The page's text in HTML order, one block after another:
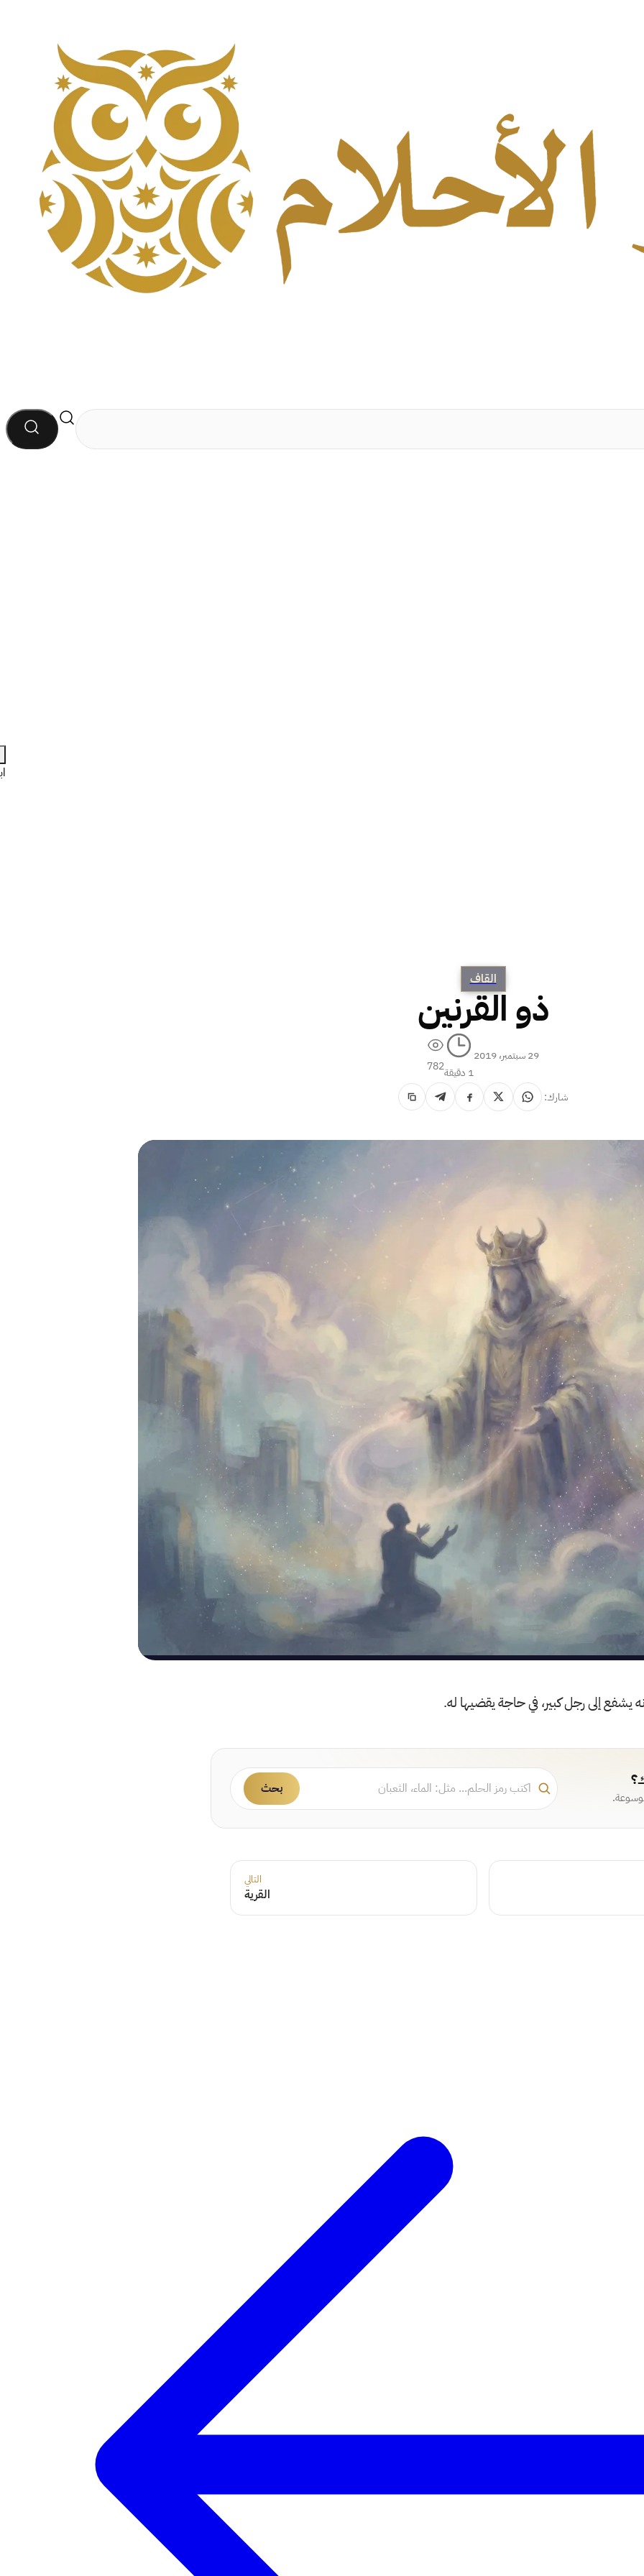
القاف
ذو القرنين
29 سبتمبر، 2019
1 دقيقة
782
شارك:
يشفع إلى رجل كبير، في حاجة يقضيها له.
بحث
التالي
القرية